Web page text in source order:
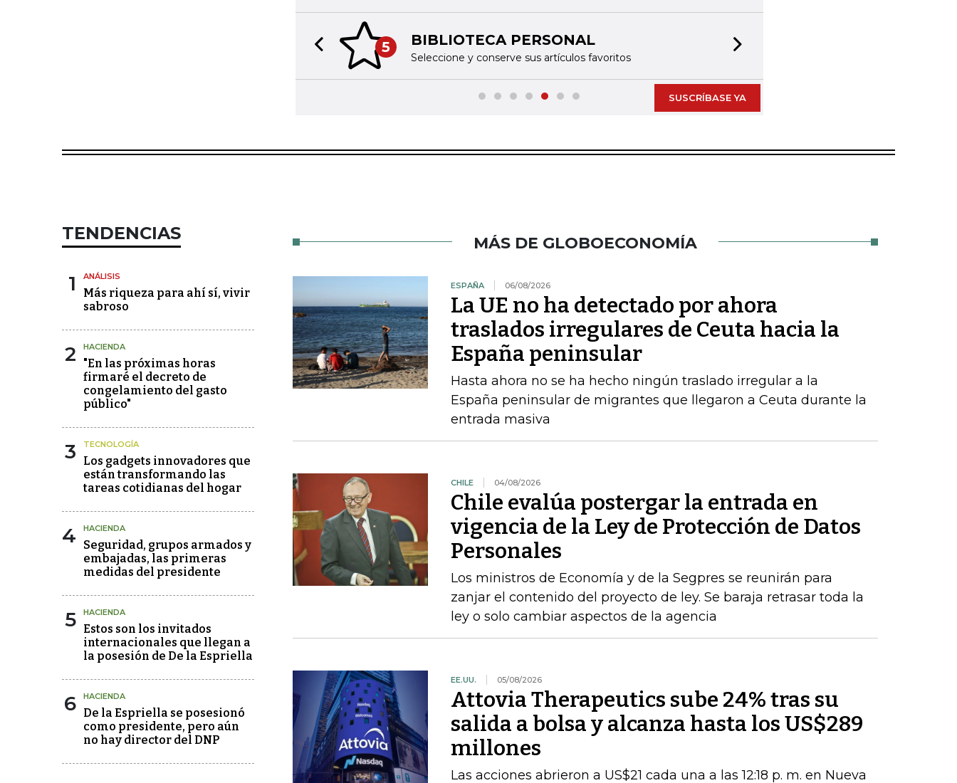
5 BIBLIOTECA PERSONAL
Seleccione y conserve sus artículos favoritos
Previous slide
SUSCRÍBASE YA
TENDENCIAS
1 ANÁLISIS
Más riqueza para ahí sí, vivir
sabroso
2 HACIENDA
"En las próximas horas
firmaré el decreto de
congelamiento del gasto
público"
3 TECNOLOGÍA
Los gadgets innovadores que
están transformando las
tareas cotidianas del hogar
4 HACIENDA
Seguridad, grupos armados y
embajadas, las primeras
medidas del presidente
5 HACIENDA
Estos son los invitados
internacionales que llegan a
la posesión de De la Espriella
6 HACIENDA
De la Espriella se posesionó
como presidente, pero aún
no hay director del DNP
MÁS DE GLOBOECONOMÍA
ESPAÑA 06/08/2026
La UE no ha detectado por ahora
traslados irregulares de Ceuta hacia la
España peninsular
Hasta ahora no se ha hecho ningún traslado irregular a la
España peninsular de migrantes que llegaron a Ceuta durante la
entrada masiva
CHILE 04/08/2026
Chile evalúa postergar la entrada en
vigencia de la Ley de Protección de Datos
Personales
Los ministros de Economía y de la Segpres se reunirán para
zanjar el contenido del proyecto de ley. Se baraja retrasar toda la
ley o solo cambiar aspectos de la agencia
EE.UU. 05/08/2026
Attovia Therapeutics sube 24% tras su
salida a bolsa y alcanza hasta los US$289
millones
Las acciones abrieron a US$21 cada una a las 12:18 p. m. en Nueva